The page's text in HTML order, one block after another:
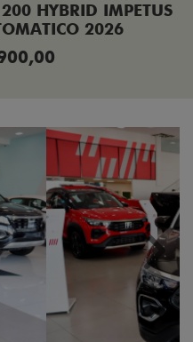
HYBRID IMPETUS
2026
Next